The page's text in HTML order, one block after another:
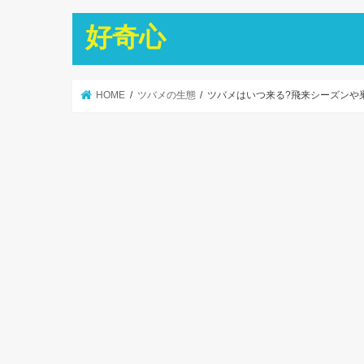
好奇心
HOME ツバメの生態 ツバメはいつ来る?飛来シーズンや